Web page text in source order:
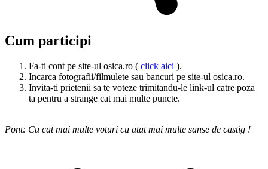
Cum participi
Fa-ti cont pe site-ul osica.ro ( click aici ).
Incarca fotografii/filmulete sau bancuri pe site-ul osica.ro.
Invita-ti prietenii sa te voteze trimitandu-le link-ul catre poza
ta pentru a strange cat mai multe puncte.
Pont: Cu cat mai multe voturi cu atat mai multe sanse de castig !